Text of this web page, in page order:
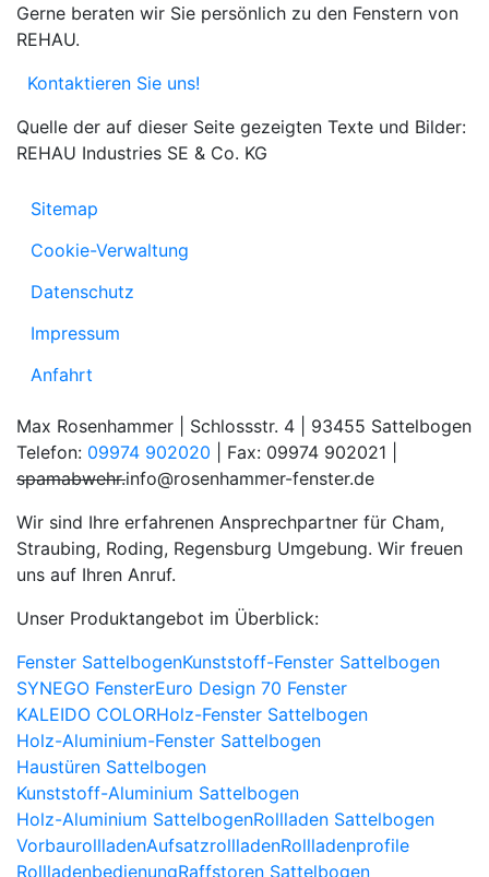
Gerne beraten wir Sie persönlich zu den Fenstern von
REHAU.
Kontaktieren Sie uns!
Quelle der auf dieser Seite gezeigten Texte und Bilder:
REHAU Industries SE & Co. KG
Sitemap
Cookie-Verwaltung
Datenschutz
Impressum
Anfahrt
Max Rosenhammer | Schlossstr. 4 | 93455 Sattelbogen
Telefon: 09974 902020 | Fax: 09974 902021 |
spamabwehr.info@rosenhammer-fenster.de
Wir sind Ihre erfahrenen Ansprechpartner für Cham,
Straubing, Roding, Regensburg Umgebung. Wir freuen
uns auf Ihren Anruf.
Unser Produktangebot im Überblick:
Fenster SattelbogenKunststoff-Fenster Sattelbogen
SYNEGO FensterEuro Design 70 Fenster
KALEIDO COLORHolz-Fenster Sattelbogen
Holz-Aluminium-Fenster Sattelbogen
Haustüren Sattelbogen
Kunststoff-Aluminium Sattelbogen
Holz-Aluminium SattelbogenRollladen Sattelbogen
VorbaurollladenAufsatzrollladenRollladenprofile
RollladenbedienungRaffstoren Sattelbogen